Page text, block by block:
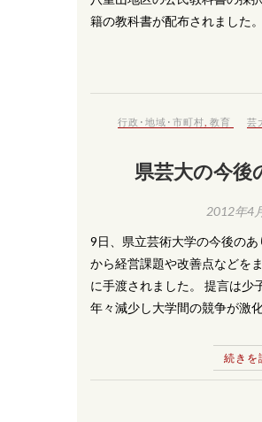
籍の教科書が配布されました
行政･地域･市町村 ,教育 芸
県芸大の今後
2012年4
9日、県立芸術大学の今後の
から経営課題や改善点などを
に手渡されました。 提言は少
年々減少し大学間の競争が激
続きを